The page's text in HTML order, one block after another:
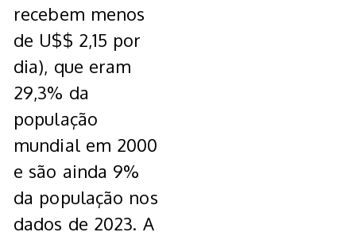
recebem menos
de U$$ 2,15 por
dia), que eram
29,3% da
população
mundial em 2000
e são ainda 9%
da população nos
dados de 2023. A